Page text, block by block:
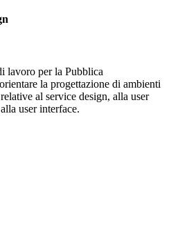
lavoro per la Pubblica
la progettazione di ambienti
al service design, alla user
user interface.